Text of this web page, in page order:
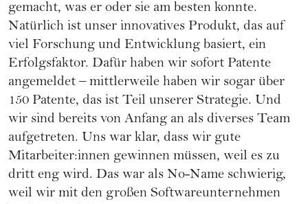
gemacht, was er oder sie am besten konnte.
Natürlich ist unser innovatives Produkt, das auf
viel Forschung und Entwicklung basiert, ein
Erfolgsfaktor. Dafür haben wir sofort Patente
angemeldet – mittlerweile haben wir sogar über
150 Patente, das ist Teil unserer Strategie. Und
wir sind bereits von Anfang an als diverses Team
aufgetreten. Uns war klar, dass wir gute
Mitarbeiter:innen gewinnen müssen, weil es zu
dritt eng wird. Das war als No-Name schwierig,
weil wir mit den großen Softwareunternehmen